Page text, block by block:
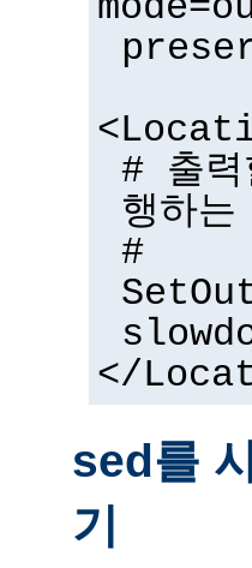
# 출
행하
#
</
sed를
기